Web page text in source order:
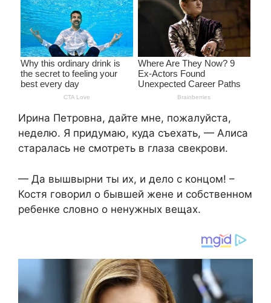
Ирина Петровна, дайте мне, пожалуйста,
неделю. Я придумаю, куда съехать, — Алиса
старалась не смотреть в глаза свекрови.
— Да вышвырни ты их, и дело с концом! –
Костя говорил о бывшей жене и собственном
ребенке словно о ненужных вещах.